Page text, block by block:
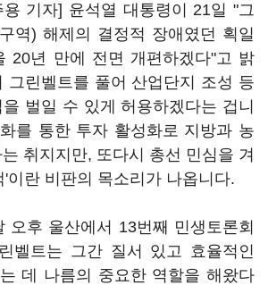
용 기자] 윤석열 대통령이 21일 "그
역) 해제의 결정적 장애였던 획일
20년 만에 전면 개편하겠다"고 밝
그린벨트를 풀어 산업단지 조성 등
벌일 수 있게 허용하겠다는 겁니
를 통한 투자 활성화로 지방과 농
취지지만, 또다시 총선 민심을 겨
'이란 비판의 목소리가 나옵니다.
오후 울산에서 13번째 민생토론회
벨트는 그간 질서 있고 효율적인
데 나름의 중요한 역할을 해왔다